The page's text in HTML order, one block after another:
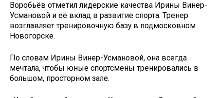
Воробьёв отметил лидерские качества Ирины Винер-
Усмановой и её вклад в развитие спорта. Тренер
возглавляет тренировочную базу в подмосковном
Новогорске.
По словам Ирины Винер-Усмановой, она всегда
мечтала, чтобы юные спортсмены тренировались в
большом, просторном зале.